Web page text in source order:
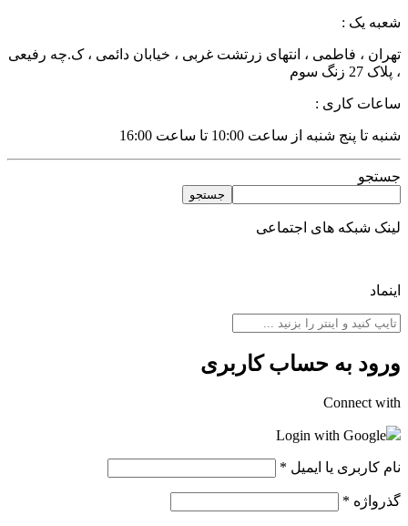
شعبه یک :
تهران ، فاطمی ، انتهای زرتشت غربی ، خیابان دائمی ، ک.چه رفیعی
، پلاک 27 زنگ سوم
ساعات کاری :
شنبه تا پنج شنبه از ساعت 10:00 تا ساعت 16:00
جستجو
جستجو
لینک شبکه های اجتماعی
اینماد
ورود به حساب کاربری
Connect with
Login with Google
نام کاربری یا ایمیل *
گذرواژه *